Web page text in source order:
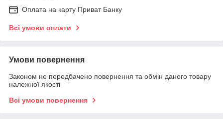
Оплата на карту Приват Банку
Всі умови оплати
Умови повернення
Законом не передбачено повернення та обмін даного товару
належної якості
Всі умови повернення